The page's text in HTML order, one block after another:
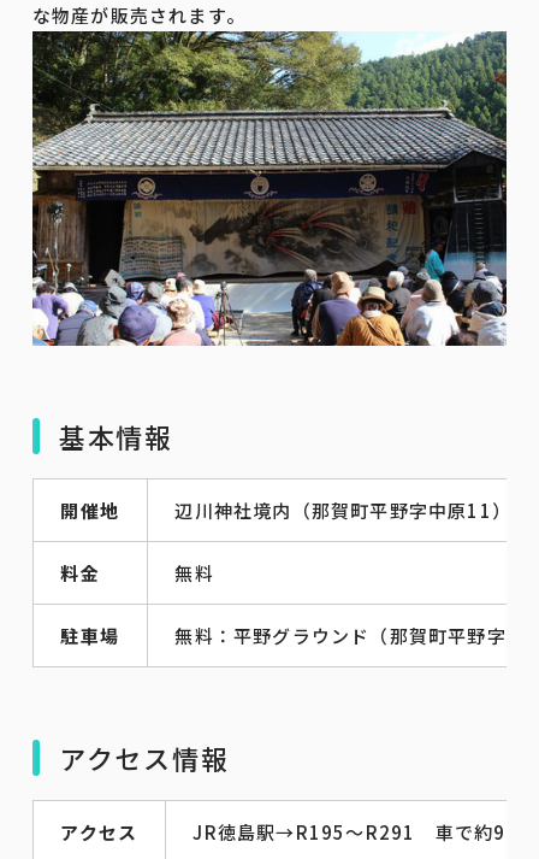
な物産が販売されます。
基本情報
開催地 辺川神社境内（那賀町平野字中原11）
料金 無料
駐車場 無料：平野グラウンド（那賀町平野字
アクセス情報
アクセス JR徳島駅→R195～R291 車で約90分